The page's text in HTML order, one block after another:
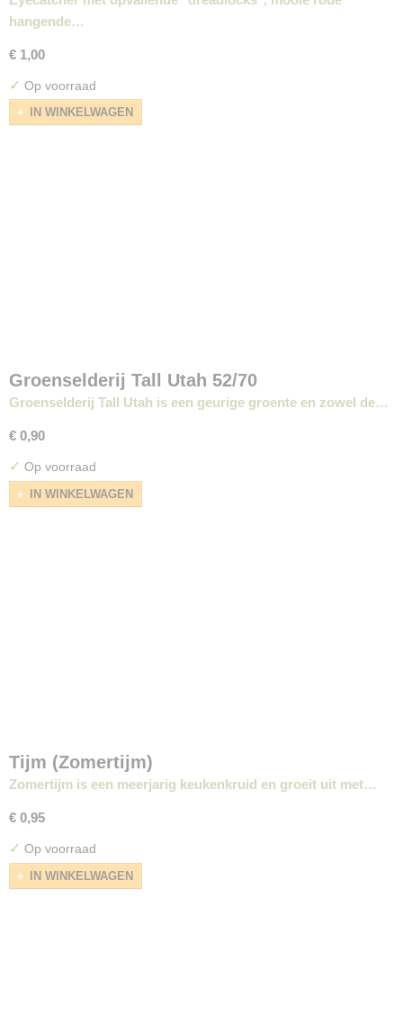
hangende…
€ 1,00
✓ Op voorraad
IN WINKELWAGEN
Groenselderij Tall Utah 52/70
Groenselderij Tall Utah is een geurige groente en zowel de…
€ 0,90
✓ Op voorraad
IN WINKELWAGEN
Tijm (Zomertijm)
Zomertijm is een meerjarig keukenkruid en groeit uit met…
€ 0,95
✓ Op voorraad
IN WINKELWAGEN